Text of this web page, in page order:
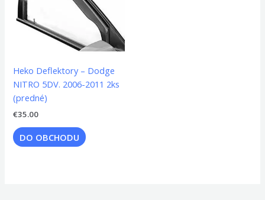
Heko Deflektory – Dodge
NITRO 5DV. 2006-2011 2ks
(predné)
€35.00
DO OBCHODU